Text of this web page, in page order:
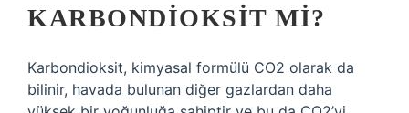
KARBONDIOKSIT MI?
Karbondioksit, kimyasal formülü CO2 olarak da
bilinir, havada bulunan diğer gazlardan daha